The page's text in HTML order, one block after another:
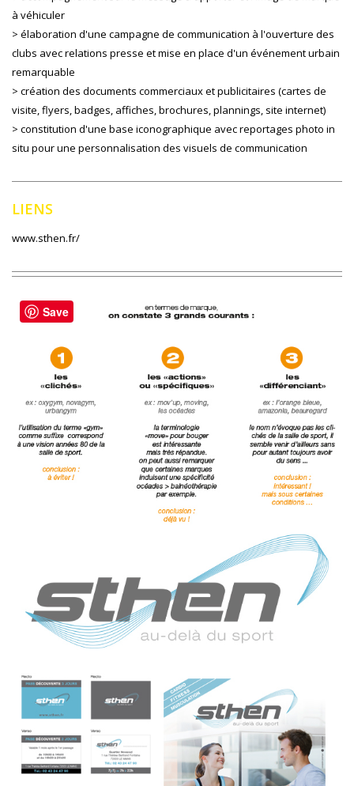
à véhiculer
> élaboration d'une campagne de communication à l'ouverture des
clubs avec relations presse et mise en place d'un événement urbain
remarquable
> création des documents commerciaux et publicitaires (cartes de
visite, flyers, badges, affiches, brochures, plannings, site internet)
> constitution d'une base iconographique avec reportages photo in
situ pour une personnalisation des visuels de communication
LIENS
www.sthen.fr/
Save